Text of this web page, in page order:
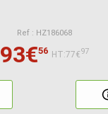
Ref : HZ186068
93€56 HT:77€97